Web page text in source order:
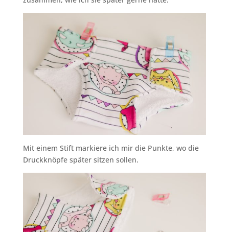
Mit einem Stift markiere ich mir die Punkte, wo die
Druckknöpfe später sitzen sollen.